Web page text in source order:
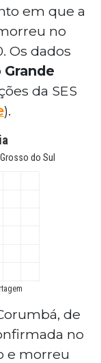
em que a
no
Os dados
Grande
da SES
).
de
no
e morreu